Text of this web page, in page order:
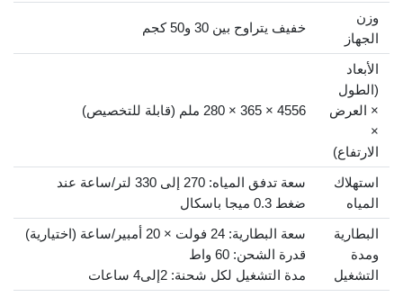
وزن
الجهاز
خفيف يتراوح بين 30 و50 كجم
الأبعاد
(الطول
× العرض
×
الارتفاع)
4556 × 365 × 280 ملم (قابلة للتخصيص)
استهلاك
المياه
سعة تدفق المياه: 270 إلى 330 لتر/ساعة عند
ضغط 0.3 ميجا باسكال
البطارية
ومدة
التشغيل
سعة البطارية: 24 فولت × 20 أمبير/ساعة (اختيارية)
قدرة الشحن: 60 واط
مدة التشغيل لكل شحنة: 2إلى4 ساعات